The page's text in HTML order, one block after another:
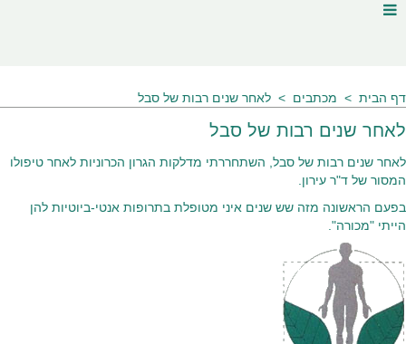
דף הבית מכתבים לאחר שנים רבות של סבל
לאחר שנים רבות של סבל
לאחר שנים רבות של סבל, השתחררתי מדלקות הגרון הכרוניות לאחר טיפולו
המסור של ד"ר עירון.
בפעם הראשונה מזה שש שנים איני מטופלת בתרופות אנטי-ביוטיות להן
הייתי "מכורה".